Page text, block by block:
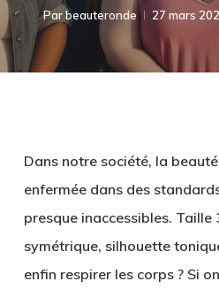
Par beauteronde 27 mars
Dans notre société, la
enfermée dans des
presque inaccessibles. Taille
symétrique, silhouette
enfin respirer les corps ? Si